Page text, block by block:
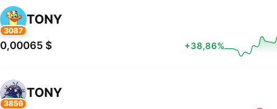
3087
TONY
0,00065 $ +38,86%
3856
TONY